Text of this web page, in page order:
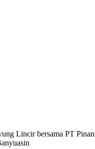
Lincir bersama PT